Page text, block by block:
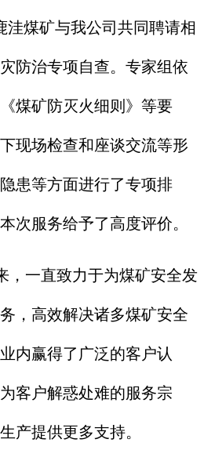
洼煤矿与我公司共同聘请相
防治专项自查。专家组依
煤矿防灭火细则》等要
现场检查和座谈交流等形
患等方面进行了专项排
次服务给予了高度评价。
，一直致力于为煤矿安全发
，高效解决诸多煤矿安全
内赢得了广泛的客户认
客户解惑处难的服务宗
产提供更多支持。